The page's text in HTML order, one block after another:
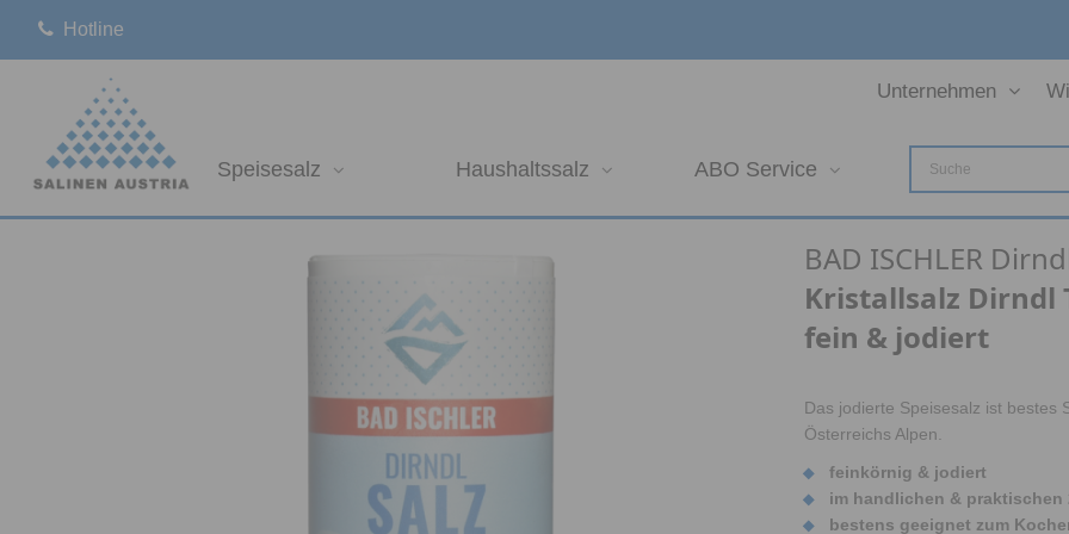
Hotline
Unternehmen
Speisesalz Haushaltssalz ABO Service
BAD ISCHLER
Kristallsalz Dirndl
fein & jodiert
Das jodierte Speisesalz ist bestes
Österreichs Alpen.
feinkörnig & jodiert
im handlichen & praktischen
bestens geeignet zum